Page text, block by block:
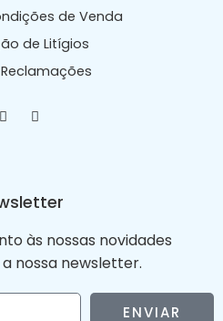
de Venda
de Litígios
às nossas novidades
nossa newsletter.
ENVIAR